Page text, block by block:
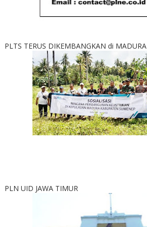
PLTS TERUS DIKEMBANGKAN di MADURA
PLN UID JAWA TIMUR